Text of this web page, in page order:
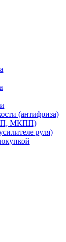
(антифриза)
МКПП)
руля)